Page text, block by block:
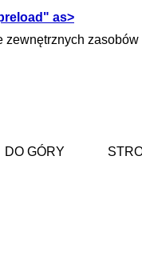
as>
zewnętrznych
DO GÓRY